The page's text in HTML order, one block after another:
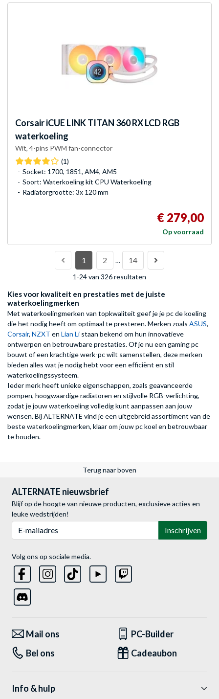
CorsairiCUE LINK TITAN 360 RX LCD RGB
waterkoeling
Wit, 4-pins PWM fan-connector
(1)
Socket: 1700, 1851, AM4, AM5
Soort: Waterkoeling kit CPU Waterkoeling
Radiatorgrootte: 3x 120 mm
€ 279,00
Op voorraad
1 2 … 14
1-24 van 326 resultaten
Kies voor kwaliteit en prestaties met de juiste
waterkoelingmerken
Met waterkoelingmerken van topkwaliteit geef je je pc de koeling
die het nodig heeft om optimaal te presteren. Merken zoals ASUS,
Corsair, NZXT en Lian Li staan bekend om hun innovatieve
ontwerpen en betrouwbare prestaties. Of je nu een gaming pc
bouwt of een krachtige werk-pc wilt samenstellen, deze merken
bieden alles wat je nodig hebt voor een efficiënt en stil
waterkoelingssysteem.
Ieder merk heeft unieke eigenschappen, zoals geavanceerde
pompen, hoogwaardige radiatoren en stijlvolle RGB-verlichting,
zodat je jouw waterkoeling volledig kunt aanpassen aan jouw
wensen. Bij ALTERNATE vind je een uitgebreid assortiment van de
beste waterkoelingmerken, klaar om jouw pc koel en betrouwbaar
te houden.
Terug naar boven
ALTERNATE nieuwsbrief
Blijf op de hoogte van nieuwe producten, exclusieve acties en
leuke wedstrijden!
Inschrijven
Volg ons op sociale media.
Mail ons
PC-Builder
Bel ons
Cadeaubon
Info & hulp